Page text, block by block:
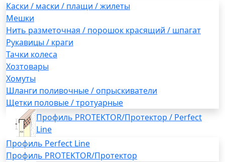
Каски / маски / плащи / жилеты
Мешки
Нить разметочная / порошок красящий / шпагат
Рукавицы / краги
Тачки колеса
Хозтовары
Хомуты
Шланги поливочные / опрыскиватели
Щетки половые / тротуарные
Профиль PROTEKTOR/Протектор / Perfect
Line
Профиль Perfect Line
Профиль PROTEKTOR/Протектор